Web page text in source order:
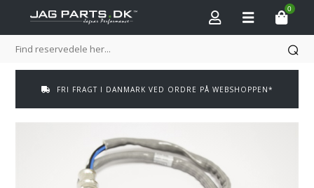
0
FRI FRAGT I DANMARK VED ORDRE PÅ WEBSHOPPEN*